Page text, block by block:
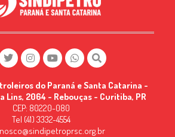
do Paraná e Santa Catarina -
Lins, 2064 - Rebouças - Curitiba, PR
CEP: 80220-080
Tel (41) 3332-4554